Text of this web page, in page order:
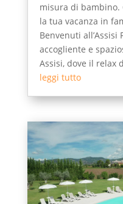
misura di bambino.
la tua vacanza in
Benvenuti all’Assisi
accogliente e
Assisi, dove il relax
leggi tutto